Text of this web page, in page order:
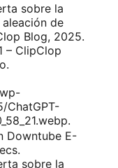
sobre la
de
Blog, 2025.
– ClipClop
ChatGPT-
Downtube E-
sobre la